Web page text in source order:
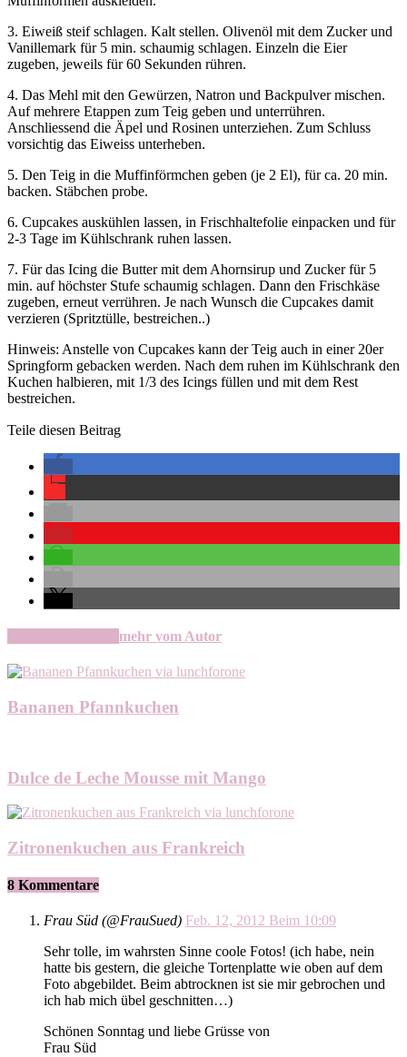
3. Eiweiß steif schlagen. Kalt stellen. Olivenöl mit dem Zucker und
Vanillemark für 5 min. schaumig schlagen. Einzeln die Eier
zugeben, jeweils für 60 Sekunden rühren.
4. Das Mehl mit den Gewürzen, Natron und Backpulver mischen.
Auf mehrere Etappen zum Teig geben und unterrühren.
Anschliessend die Äpel und Rosinen unterziehen. Zum Schluss
vorsichtig das Eiweiss unterheben.
5. Den Teig in die Muffinförmchen geben (je 2 El), für ca. 20 min.
backen. Stäbchen probe.
6. Cupcakes auskühlen lassen, in Frischhaltefolie einpacken und für
2-3 Tage im Kühlschrank ruhen lassen.
7. Für das Icing die Butter mit dem Ahornsirup und Zucker für 5
min. auf höchster Stufe schaumig schlagen. Dann den Frischkäse
zugeben, erneut verrühren. Je nach Wunsch die Cupcakes damit
verzieren (Spritztülle, bestreichen..)
Hinweis: Anstelle von Cupcakes kann der Teig auch in einer 20er
Springform gebacken werden. Nach dem ruhen im Kühlschrank den
Kuchen halbieren, mit 1/3 des Icings füllen und mit dem Rest
bestreichen.
Teile diesen Beitrag
mehr vom Autor
Bananen Pfannkuchen
Dulce de Leche Mousse mit Mango
Zitronenkuchen aus Frankreich
8 Kommentare
Frau Süd (@FrauSued) Feb. 12, 2012 Beim 10:09
Sehr tolle, im wahrsten Sinne coole Fotos! (ich habe, nein
hatte bis gestern, die gleiche Tortenplatte wie oben auf dem
Foto abgebildet. Beim abtrocknen ist sie mir gebrochen und
ich hab mich übel geschnitten…)
Schönen Sonntag und liebe Grüsse von
Frau Süd